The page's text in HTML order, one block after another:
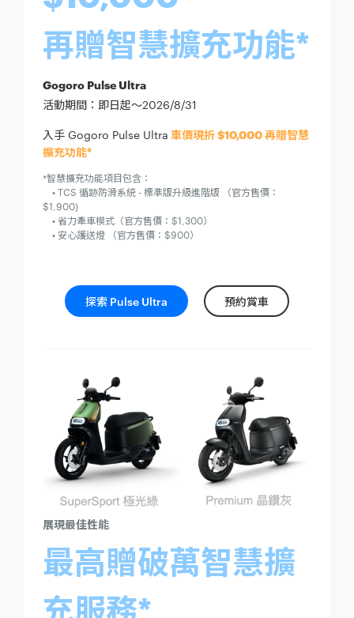
再贈智慧擴充功能*
Gogoro Pulse Ultra
活動期間：即日起～2026/8/31
入手 Gogoro Pulse Ultra 車價現折 $10,000 再贈智慧
擴充功能*
*智慧擴充功能項目包含：
• TCS 循跡防滑系統 - 標準版升級進階版 （官方售價：
$1,900)
• 省力牽車模式（官方售價：$1,300）
• 安心護送燈 （官方售價：$900）
探索 Pulse Ultra 預約賞車
展現最佳性能
最高贈破萬智慧擴
充服務*